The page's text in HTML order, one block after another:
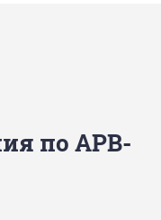
по АРВ-